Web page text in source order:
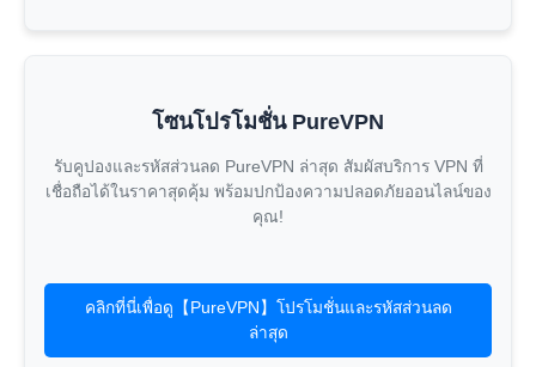
โซนโปรโมชั่น PureVPN
รับคูปองและรหัสส่วนลด PureVPN ล่าสุด สัมผัสบริการ VPN ที่
เชื่อถือได้ในราคาสุดคุ้ม พร้อมปกป้องความปลอดภัยออนไลน์ของ
คุณ!
คลิกที่นี่เพื่อดู【PureVPN】โปรโมชั่นและรหัสส่วนลด
ล่าสุด